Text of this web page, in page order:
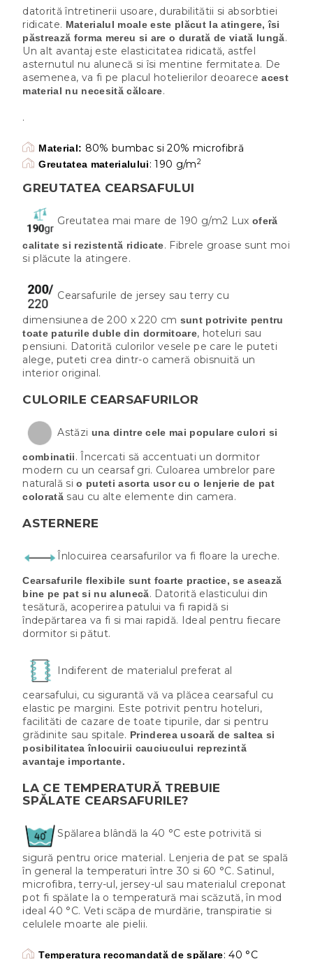
datorită întretinerii usoare, durabilitătii si absorbtiei
ridicate. Materialul moale este plăcut la atingere, îsi
păstrează forma mereu si are o durată de viată lungă.
Un alt avantaj este elasticitatea ridicată, astfel
asternutul nu alunecă si îsi mentine fermitatea. De
asemenea, va fi pe placul hotelierilor deoareceacest
material nu necesită călcare.
.
Material: 80% bumbac si 20% microfibră
Greutatea materialului: 190 g/m2
GREUTATEA CEARSAFULUI
Greutatea mai mare de 190 g/m2 Lux oferă
calitate si rezistentă ridicate. Fibrele groase sunt moi
si plăcute la atingere.
Cearsafurile de jersey sau terry cu
dimensiunea de 200 x 220 cm sunt potrivite pentru
toate paturile duble din dormitoare, hoteluri sau
pensiuni. Datorită culorilor vesele pe care le puteti
alege, puteti crea dintr-o cameră obisnuită un
interior original.
CULORILE CEARSAFURILOR
Astăzi una dintre cele mai populare culori si
combinatii. Încercati să accentuati un dormitor
modern cu un cearsaf gri. Culoarea umbrelor pare
naturală sio puteti asorta usor cu o lenjerie de pat
coloratăsau cu alte elemente din camera.
ASTERNERE
Înlocuirea cearsafurilor va fi floare la ureche.
Cearsafurile flexibile sunt foarte practice, se asează
bine pe pat si nu alunecă. Datorită elasticului din
tesătură, acoperirea patului va fi rapidă si
îndepărtarea va fi si mai rapidă. Ideal pentru fiecare
dormitor si pătut.
Indiferent de materialul preferat al
cearsafului, cu sigurantă vă va plăcea cearsaful cu
elastic pe margini. Este potrivit pentru hoteluri,
facilităti de cazare de toate tipurile, dar si pentru
grădinite sau spitale. Prinderea usoară de saltea si
posibilitatea înlocuirii cauciucului reprezintă
avantaje importante.
LA CE TEMPERATURĂ TREBUIE
SPĂLATE CEARSAFURILE?
Spălarea blândă la 40 °C este potrivită si
sigură pentru orice material. Lenjeria de pat se spală
în general la temperaturi între 30 si 60 °C. Satinul,
microfibra, terry-ul, jersey-ul sau materialul creponat
pot fi spălate la o temperatură mai scăzută, în mod
ideal 40 °C. Veti scăpa de murdărie, transpiratie si
celulele moarte ale pielii.
Temperatura recomandată de spălare: 40 °C